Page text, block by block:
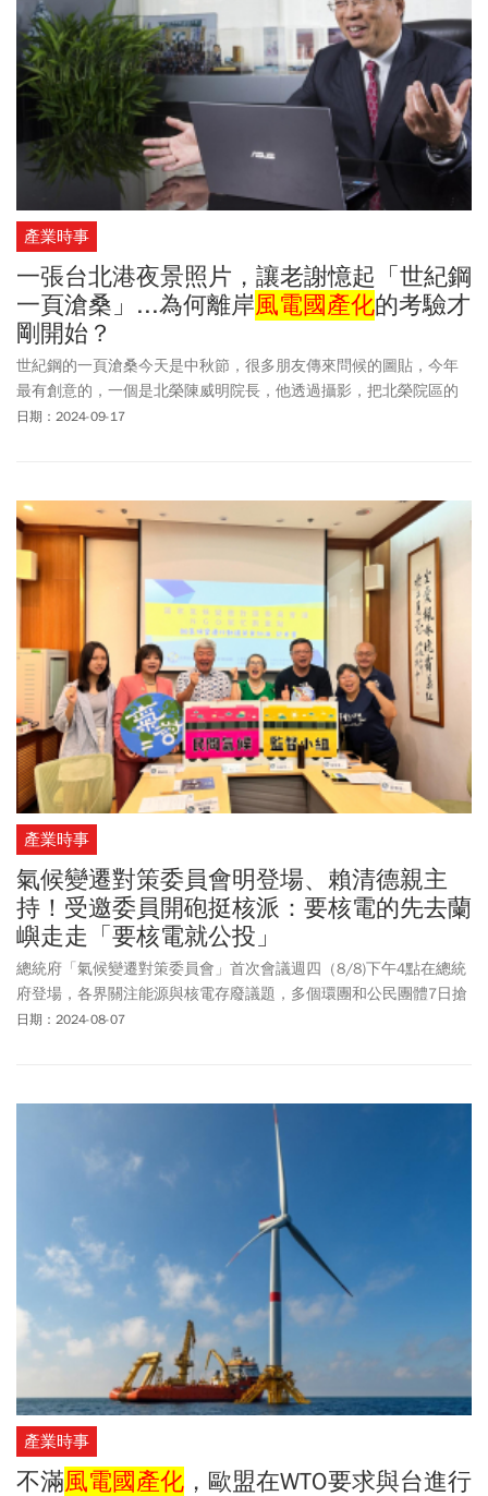
賣給台積電，「台灣真的不缺電，但缺綠電」。謝金河表示，請來
這些來賓，也讓經濟部長郭智輝稍微上一下課，知道這個產業跟半
導體不一樣，給業者吐吐口水、發表心聲。「部長心直口快，恐衝
擊銀行體系、經濟部官員和產業生態。」
產業時事
一張台北港夜景照片，讓老謝憶起「世紀鋼
一頁滄桑」...為何離岸風電國產化的考驗才
剛開始？
世紀鋼的一頁滄桑今天是中秋節，很多朋友傳來問候的圖貼，今年
最有創意的，一個是北榮陳威明院長，他透過攝影，把北榮院區的
夜景傳遞給朋友，北榮的夜晚突然變得如此美麗。另一個是世紀鋼
日期：2024-09-17
產業時事
氣候變遷對策委員會明登場、賴清德親主
持！受邀委員開砲挺核派：要核電的先去蘭
嶼走走「要核電就公投」
總統府「氣候變遷對策委員會」首次會議週四（8/8)下午4點在總統
府登場，各界關注能源與核電存廢議題，多個環團和公民團體7日搶
先召開記者會，呼籲委員會中的爸爸、阿公，可以為下一代提出更
委員會副召集人的和碩董事長童子賢，應該要去參考有公信力的台
電、經濟部能源署的資料，不要輕易相信網路上的不實資訊受邀擔
任「國家氣候變遷對策委員會」委員的台灣公民參與協會創會理事
長何宗勳也表示，核能最大問題就是核廢料一直無法有效解決，過
去被選為低階核廢料儲存地的金門烏坵和台東達仁鄉，都沒辦法獲
得居民支持，甚至未能公投。希望要用核電的委員可以直接去蘭嶼
走走，若明天討論真的非核電不可，那就是透過公投來解決。
日期：2024-08-07
產業時事
不滿風電國產化 ，歐盟在WTO要求與台進行